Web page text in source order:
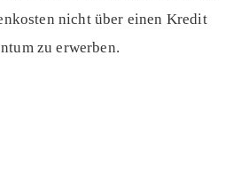
nicht über einen Kredit
zu erwerben.